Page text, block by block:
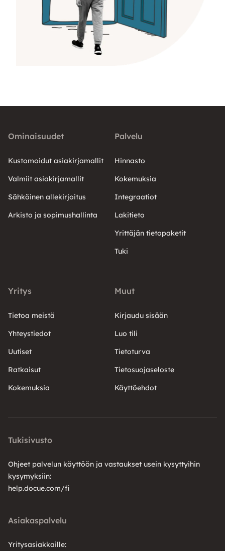
Ominaisuudet
Kustomoidut asiakirjamallit
Valmiit asiakirjamallit
Sähköinen allekirjoitus
Arkisto ja sopimushallinta
Palvelu
Hinnasto
Kokemuksia
Integraatiot
Lakitieto
Yrittäjän tietopaketit
Tuki
Yritys
Tietoa meistä
Yhteystiedot
Uutiset
Ratkaisut
Kokemuksia
Muut
Kirjaudu sisään
Luo tili
Tietoturva
Tietosuojaseloste
Käyttöehdot
Tukisivusto
Ohjeet palvelun käyttöön ja vastaukset usein kysyttyihin
kysymyksiin:
help.docue.com/fi
Asiakaspalvelu
Yritysasiakkaille: